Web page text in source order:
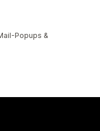
Popups &